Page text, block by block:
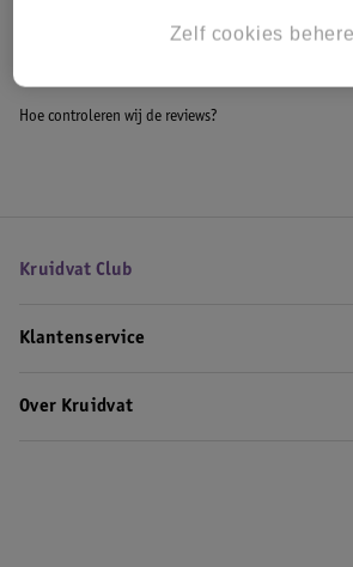
Hoe controleren wij de reviews?
Kruidvat Club
Klantenservice
Over Kruidvat
Zelf cookies